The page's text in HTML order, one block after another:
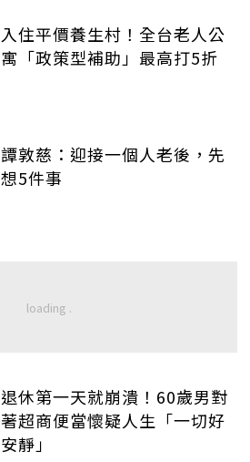
入住平價養生村！全台老人公
寓「政策型補助」最高打5折
譚敦慈：迎接一個人老後，先
想5件事
退休第一天就崩潰！60歲男對
著超商便當懷疑人生「一切好
安靜」